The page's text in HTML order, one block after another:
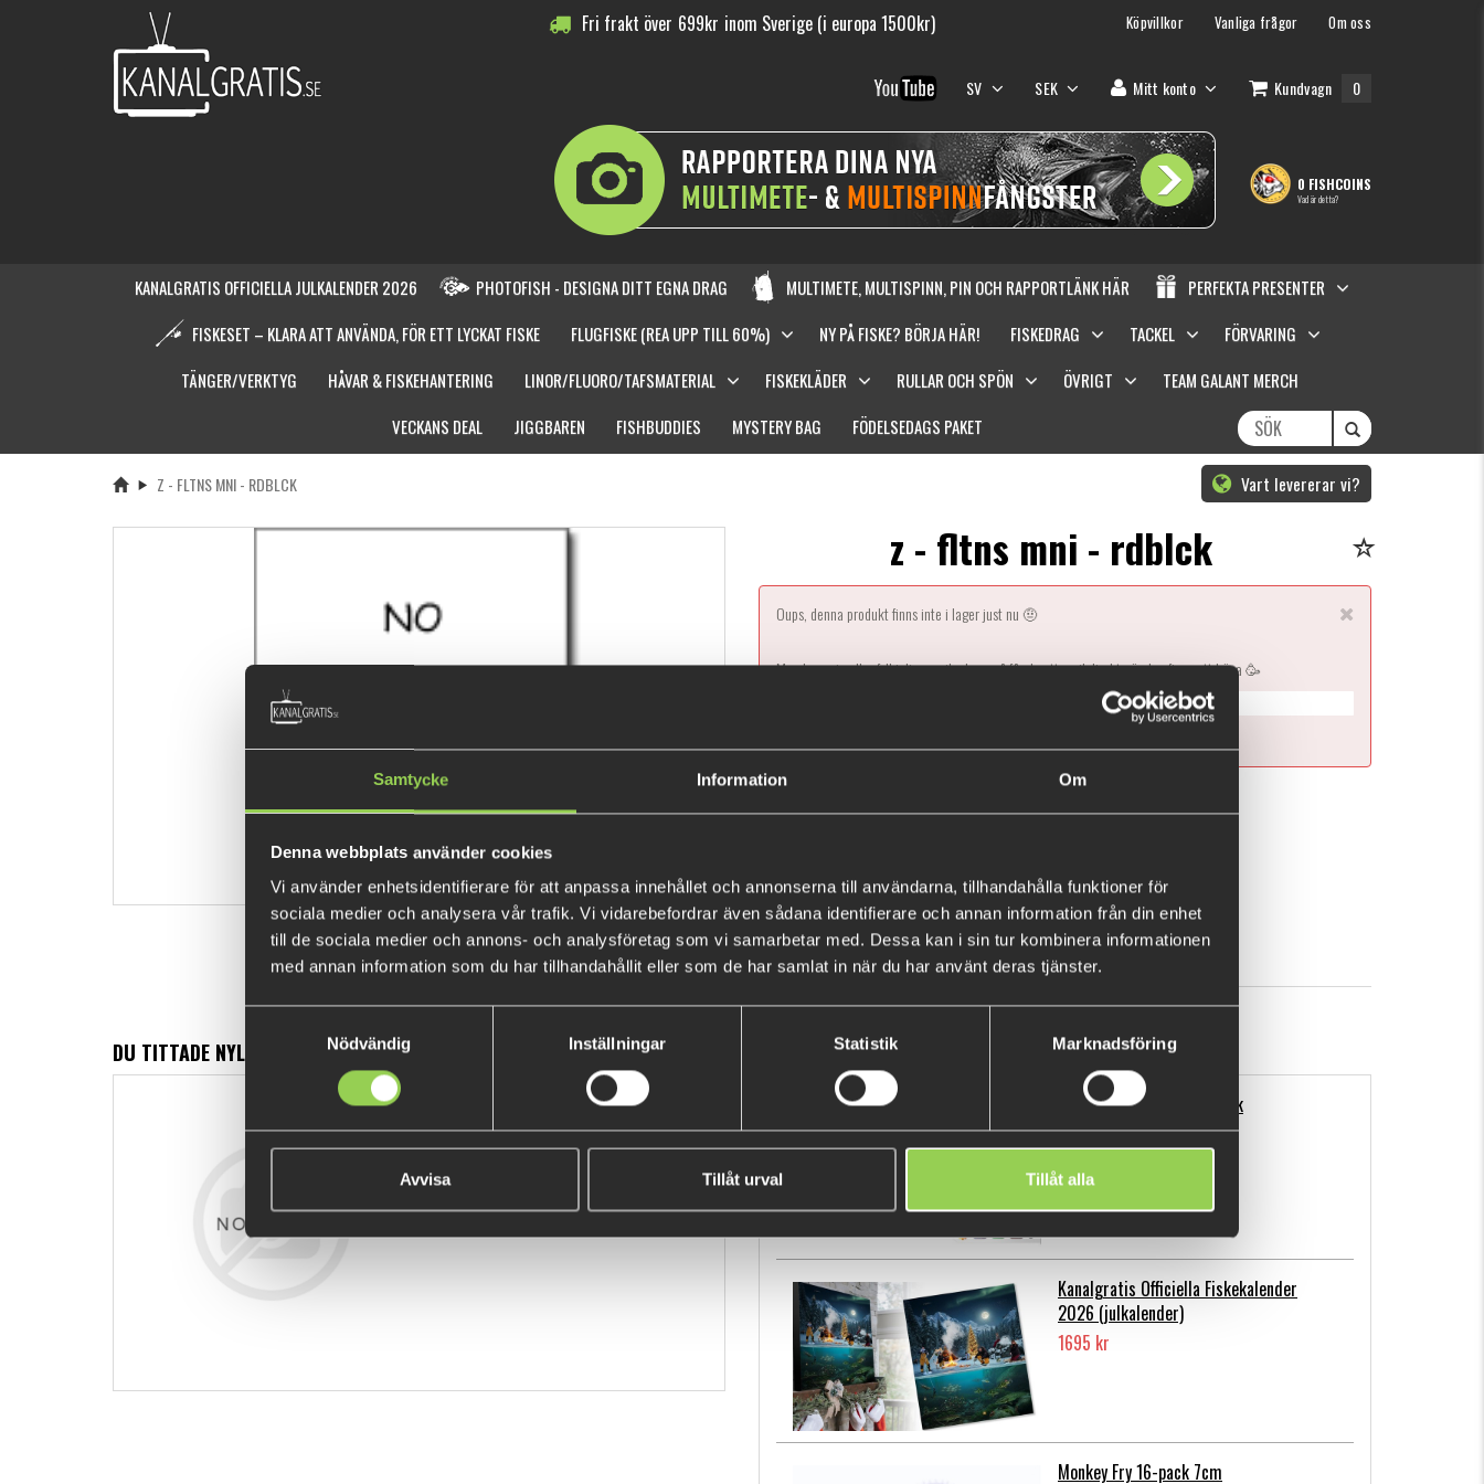
Samtycke Information Om
Denna webbplats använder cookies
Vi använder enhetsidentifierare för att anpassa innehållet och annonserna till användarna, tillhandahålla funktioner för
sociala medier och analysera vår trafik. Vi vidarebefordrar även sådana identifierare och annan information från din enhet
till de sociala medier och annons- och analysföretag som vi samarbetar med. Dessa kan i sin tur kombinera informationen
med annan information som du har tillhandahållit eller som de har samlat in när du har använt deras tjänster.
Nödvändig
Inställningar Statistik Marknadsföring
Avvisa Tillåt urval Tillåt alla
Fri frakt över 699kr inom Sverige (i europa 1500kr) Köpvillkor Vanliga frågor Om oss
SV SEK Mitt konto Kundvagn 0
0 FISHCOINS
Vad är detta?
KANALGRATIS OFFICIELLA JULKALENDER 2026 PHOTOFISH - DESIGNA DITT EGNA DRAG MULTIMETE, MULTISPINN, PIN OCH RAPPORTLÄNK HÄR
PERFEKTA PRESENTER
FISKESET – KLARA ATT ANVÄNDA, FÖR ETT LYCKAT FISKE
FLUGFISKE (REA UPP TILL 60%) NY PÅ FISKE? BÖRJA HÄR! FISKEDRAG TACKEL
FÖRVARING
TÄNGER/VERKTYG
HÅVAR & FISKEHANTERING LINOR/FLUORO/TAFSMATERIAL FISKEKLÄDER RULLAR OCH SPÖN ÖVRIGT
TEAM GALANT MERCH
VECKANS DEAL
JIGGBAREN FISHBUDDIES MYSTERY BAG FÖDELSEDAGS PAKET
Z - FLTNS MNI - RDBLCK Vart levererar vi?
z - fltns mni - rdblck
Oups, denna produkt finns inte i lager just nu 🤨
Men logga in eller fyll i din email adress så får du ett mail direkt när den finns att köpa 🥳
139 kr
DU TITTADE NYLIGEN PÅ
139 kr
POPULÄRA PRODUKTER
Flatnose Mini 9cm, 10-pack
139 kr
Kanalgratis Officiella Fiskekalender
2026 (julkalender)
1695 kr
Monkey Fry 16-pack 7cm